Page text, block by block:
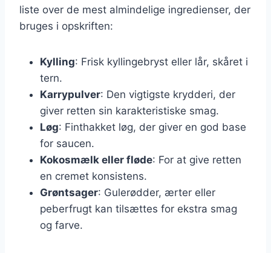
liste over de mest almindelige ingredienser, der
bruges i opskriften:
Kylling: Frisk kyllingebryst eller lår, skåret i
tern.
Karrypulver: Den vigtigste krydderi, der
giver retten sin karakteristiske smag.
Løg: Finthakket løg, der giver en god base
for saucen.
Kokosmælk eller fløde: For at give retten
en cremet konsistens.
Grøntsager: Gulerødder, ærter eller
peberfrugt kan tilsættes for ekstra smag
og farve.